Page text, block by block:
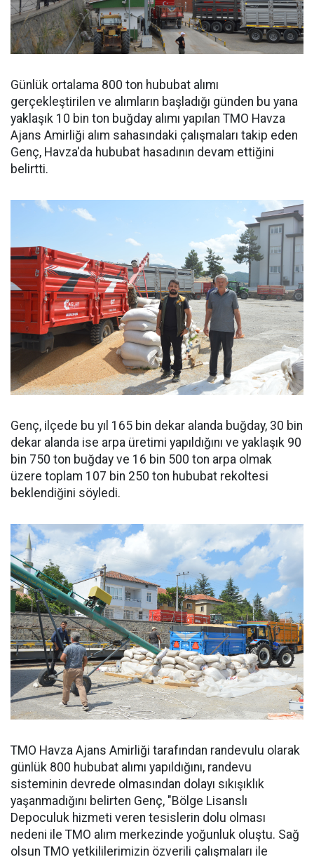
Günlük ortalama 800 ton hububat alımı
gerçekleştirilen ve alımların başladığı günden bu yana
yaklaşık 10 bin ton buğday alımı yapılan TMO Havza
Ajans Amirliği alım sahasındaki çalışmaları takip eden
Genç, Havza'da hububat hasadının devam ettiğini
belirtti.
Genç, ilçede bu yıl 165 bin dekar alanda buğday, 30 bin
dekar alanda ise arpa üretimi yapıldığını ve yaklaşık 90
bin 750 ton buğday ve 16 bin 500 ton arpa olmak
üzere toplam 107 bin 250 ton hububat rekoltesi
beklendiğini söyledi.
TMO Havza Ajans Amirliği tarafından randevulu olarak
günlük 800 hububat alımı yapıldığını, randevu
sisteminin devrede olmasından dolayı sıkışıklık
yaşanmadığını belirten Genç, "Bölge Lisanslı
Depoculuk hizmeti veren tesislerin dolu olması
nedeni ile TMO alım merkezinde yoğunluk oluştu. Sağ
olsun TMO yetkililerimizin özverili çalışmaları ile